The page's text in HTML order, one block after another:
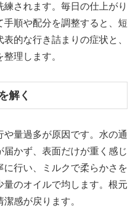
されます。毎日の仕上がり
順や配分を調整すると、短
的な行き詰まりの症状と、
理します。
解く
量過多が原因です。水の通
かず、表面だけが重く感じ
に行い、ミルクで柔らかさを
のオイルで均します。根元
感が戻ります。